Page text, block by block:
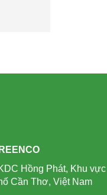
Hồng Phát, Khu vực
Cần Thơ, Việt Nam